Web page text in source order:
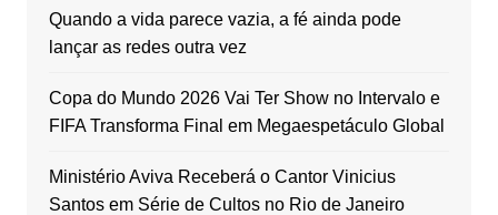
Quando a vida parece vazia, a fé ainda pode
lançar as redes outra vez
Copa do Mundo 2026 Vai Ter Show no Intervalo e
FIFA Transforma Final em Megaespetáculo Global
Ministério Aviva Receberá o Cantor Vinicius
Santos em Série de Cultos no Rio de Janeiro